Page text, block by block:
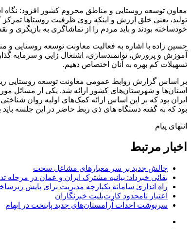
معاون توسعه روستایی و مناطق محروم کشور افزود: نگاه
تولید، یعنی خلق ارزش و اینکه روی ظرفیت روستاها
خودساخته بودند و باید مردم را از تماشاگری به بازیگری و
آموزش و پرورش، توانمندسازی، اشتغال زایی و سرمایه
تسهیلات کم بهره به آنان اختصاص دهیم.
بر اساس گزارش روابط عمومی معاونت توسعه روستایی
استان‌ها و شهرستان‌های کشور ارائه شد. یکی از مسائل
ایران بود که بر این اساس ارائه کمک‌های اولیه روان
بود که به گفته دستگاه های ذی ربط حاضر در این جلسه
انتهای پیام
اخبار مرتبط
چالش جدید بر سر معیارهای مشاغل سخت
بقائی خبرداد: بیانیه مشترک ایران و عمان در مرحله
راه اندازی سامانه یکپارچه مدیریت برای پایش
اعتبار نامحدود کارت‌بلیت خبرنگاران
سرنوشت احداث آرامستان‌های جدید پایتخت در ابهام